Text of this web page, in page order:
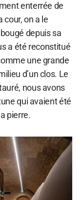
enterrée de
cour, on a le
depuis sa
a été reconstitué
une grande
d’un clos. Le
nous avons
qui avaient été
pierre.